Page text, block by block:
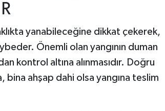
yanabileceğine dikkat çekerek,
Önemli olan yangının duman
kontrol altına alınmasıdır. Doğru
bina ahşap dahi olsa yangına teslim